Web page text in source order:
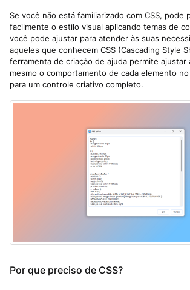
Se você não está familiarizado com CSS, pode
facilmente o estilo visual aplicando temas de
você pode ajustar para atender às suas
aqueles que conhecem CSS (Cascading Style
ferramenta de criação de ajuda permite ajustar
mesmo o comportamento de cada elemento
para um controle criativo completo.
Por que preciso de CSS?